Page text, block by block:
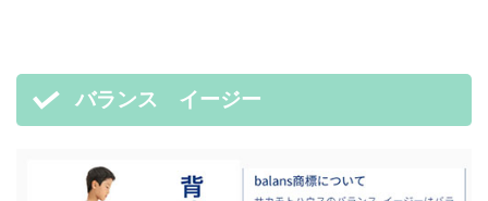
バランス イージー